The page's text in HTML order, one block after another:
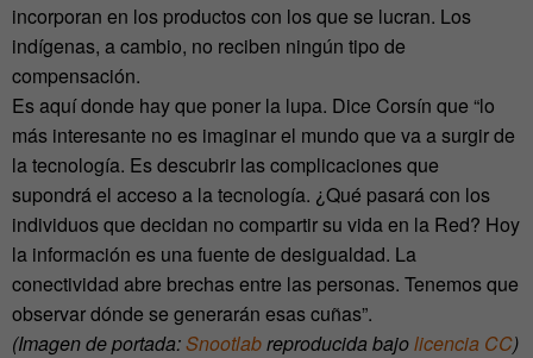
incorporan en los productos con los que se lucran. Los
indígenas, a cambio, no reciben ningún tipo de
compensación.
Es aquí donde hay que poner la lupa. Dice Corsín que “lo
más interesante no es imaginar el mundo que va a surgir de
la tecnología. Es descubrir las complicaciones que
supondrá el acceso a la tecnología. ¿Qué pasará con los
individuos que decidan no compartir su vida en la Red? Hoy
la información es una fuente de desigualdad. La
conectividad abre brechas entre las personas. Tenemos que
observar dónde se generarán esas cuñas”.
(Imagen de portada:Snootlabreproducida bajolicencia CC)